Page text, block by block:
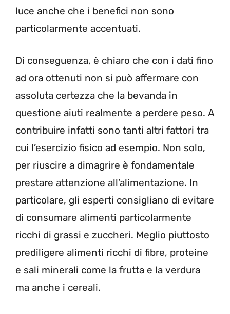
luce anche che i benefici non sono
particolarmente accentuati.
Di conseguenza, è chiaro che con i dati fino
ad ora ottenuti non si può affermare con
assoluta certezza che la bevanda in
questione aiuti realmente a perdere peso. A
contribuire infatti sono tanti altri fattori tra
cui l’esercizio fisico ad esempio. Non solo,
per riuscire a dimagrire è fondamentale
prestare attenzione all’alimentazione. In
particolare, gli esperti consigliano di evitare
di consumare alimenti particolarmente
ricchi di grassi e zuccheri. Meglio piuttosto
prediligere alimenti ricchi di fibre, proteine
e sali minerali come la frutta e la verdura
ma anche i cereali.